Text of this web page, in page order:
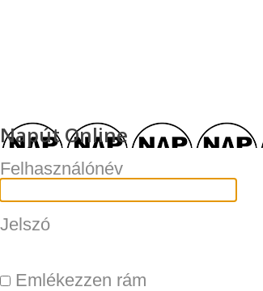
Napút Online
Felhasználónév
Jelszó
Emlékezzen rám